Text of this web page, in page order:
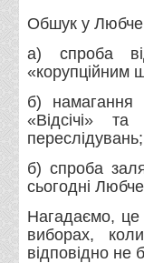
Обшук у
а) спроба
«корупційним
б) намагання
«Відсічі»
переслідувань;
б) спроба
сьогодні
Нагадаємо, це
виборах,
відповідно не